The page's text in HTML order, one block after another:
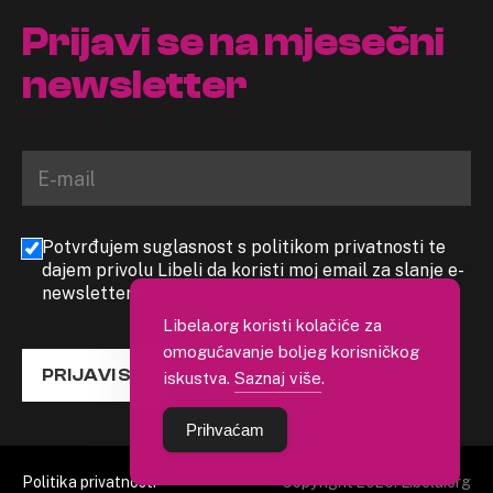
Prijavi se na mjesečni
newsletter
Potvrđujem suglasnost s politikom privatnosti te
dajem privolu Libeli da koristi moj email za slanje e-
newslettera
PRIJAVI SE
Politika privatnosti Copyright 2026. Libela.org
Libela.org koristi kolačiće za
omogućavanje boljeg korisničkog
iskustva. Saznaj više.
Prihvaćam